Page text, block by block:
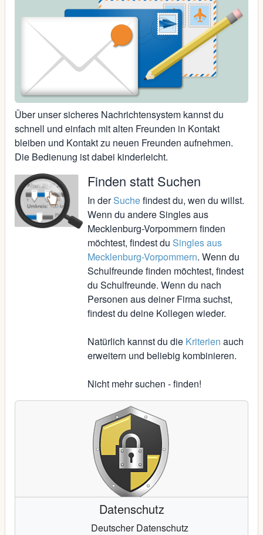
Über unser sicheres Nachrichtensystem kannst du
schnell und einfach mit alten Freunden in Kontakt
bleiben und Kontakt zu neuen Freunden aufnehmen.
Die Bedienung ist dabei kinderleicht.
Finden statt Suchen
In derSuchefindest du, wen du willst.
Wenn du andere Singles aus
Mecklenburg-Vorpommern finden
möchtest, findest du Singles aus
Mecklenburg-Vorpommern. Wenn du
Schulfreunde finden möchtest, findest
du Schulfreunde. Wenn du nach
Personen aus deiner Firma suchst,
findest du deine Kollegen wieder.
Natürlich kannst du die Kriterien auch
erweitern und beliebig kombinieren.
Nicht mehr suchen - finden!
Datenschutz
Deutscher Datenschutz